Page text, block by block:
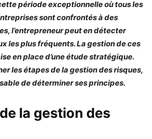
période exceptionnelle où tous les
sont confrontés à des
l’entrepreneur peut en détecter
les plus fréquents. La gestion de ces
en place d’une étude stratégique.
les étapes de la gestion des risques,
de déterminer ses principes.
la gestion des